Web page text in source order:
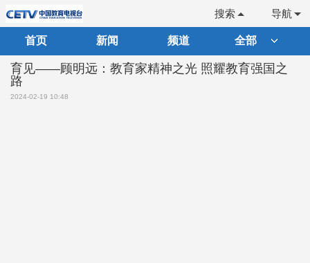
导航
搜索
首页 新闻 频道 全部
育见——顾明远：教育家精神之光 照耀教育强国之
路
2024-02-19 10:48